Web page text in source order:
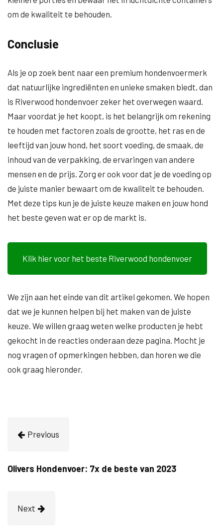
om de kwaliteit te behouden.
Conclusie
Als je op zoek bent naar een premium hondenvoermerk
dat natuurlijke ingrediënten en unieke smaken biedt, dan
is Riverwood hondenvoer zeker het overwegen waard.
Maar voordat je het koopt, is het belangrijk om rekening
te houden met factoren zoals de grootte, het ras en de
leeftijd van jouw hond, het soort voeding, de smaak, de
inhoud van de verpakking, de ervaringen van andere
mensen en de prijs. Zorg er ook voor dat je de voeding op
de juiste manier bewaart om de kwaliteit te behouden.
Met deze tips kun je de juiste keuze maken en jouw hond
het beste geven wat er op de markt is.
Klik hier voor het beste Riverwood hondenvoer
We zijn aan het einde van dit artikel gekomen. We hopen
dat we je kunnen helpen bij het maken van de juiste
keuze. We willen graag weten welke producten je hebt
gekocht in de reacties onderaan deze pagina. Mocht je
nog vragen of opmerkingen hebben, dan horen we die
ook graag hieronder.
Previous
Olivers Hondenvoer: 7x de beste van 2023
Next